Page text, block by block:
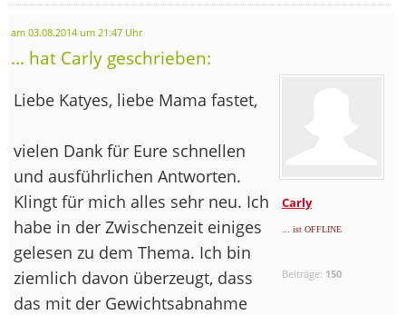
am 03.08.2014 um 21:47 Uhr
... hat Carly geschrieben:
Carly
... ist OFFLINE
Beiträge: 150
Liebe Katyes, liebe Mama fastet,
vielen Dank für Eure schnellen
und ausführlichen Antworten.
Klingt für mich alles sehr neu. Ich
habe in der Zwischenzeit einiges
gelesen zu dem Thema. Ich bin
ziemlich davon überzeugt, dass
das mit der Gewichtsabnahme